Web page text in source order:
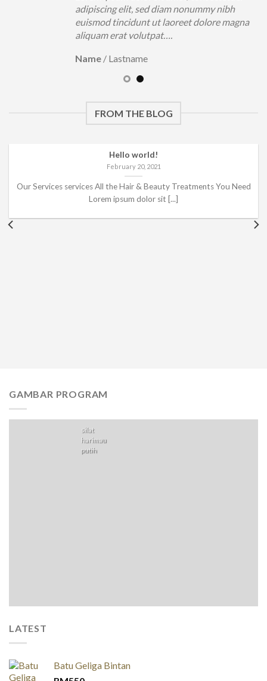
adipiscing elit, sed diam nonummy nibh
euismod tincidunt ut laoreet dolore magna
aliquam erat volutpat….
Name / Lastname
FROM THE BLOG
Hello world!
February 20, 2021
Our Services services All the Hair & Beauty Treatments You Need
Lorem ipsum dolor sit [...]
GAMBAR PROGRAM
silat
harimau
putih
LATEST
Batu Geliga Bintan